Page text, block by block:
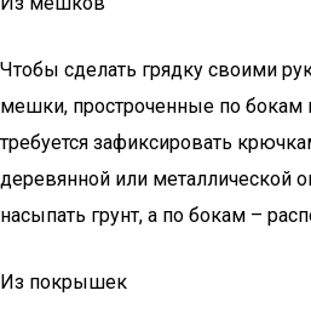
Чтобы сделать грядку своими
мешки, простроченные по бокам
требуется зафиксировать
деревянной или металлической
насыпать грунт, а по бокам –
Из покрышек